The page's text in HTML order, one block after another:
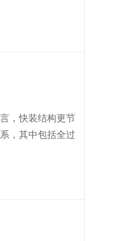
，快装结构更节
，其中包括全过